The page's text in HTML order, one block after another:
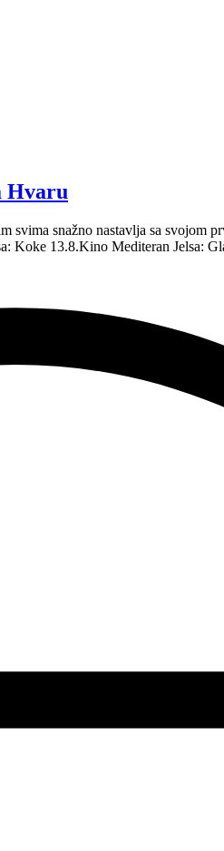
Hvaru
snažno nastavlja sa svojom
Koke 13.8.Kino Mediteran Jelsa: